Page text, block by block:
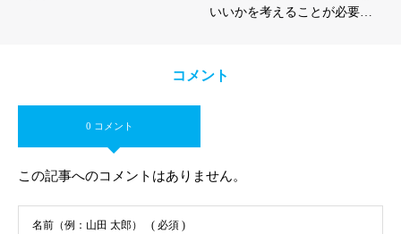
いいかを考えることが必要…
コメント
0 コメント
この記事へのコメントはありません。
名前（例：山田 太郎） ( 必須 )